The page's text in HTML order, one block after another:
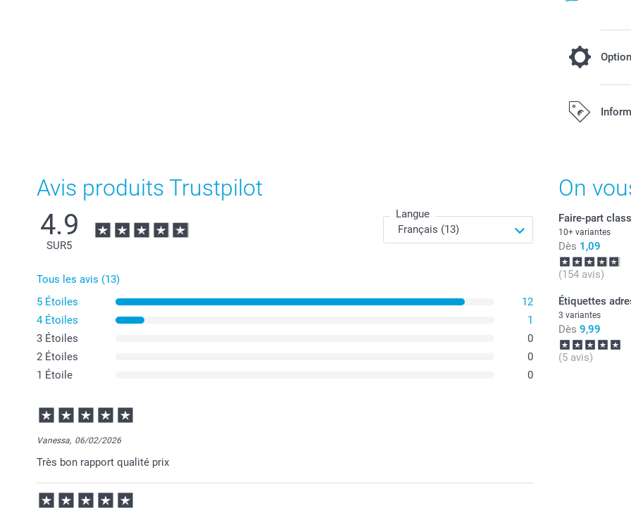
cartes
Disponibilité
Enveloppes en
Blanc
Rouge foncé
Lavande
Enveloppes en
Blanc luxe
Tous les prix
Quantité
1 - 9
10 - 19
20 - 29
Avis produits Trustpilot
4.9
SUR5
Langue
Tous les avis (13)
5 Étoiles
12
4 Étoiles
1
3 Étoiles
0
2 Étoiles
0
1 Étoile
0
Vanessa, 06/02/2026
Très bon rapport qualité prix
On
Faire-part
10+ variantes
Dès 1,09
(154 avis)
Étiquettes
3 variantes
Dès 9,99
(5 avis)